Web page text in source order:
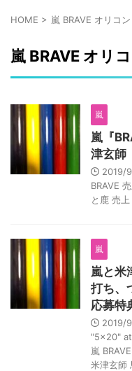
HOME > 嵐 BRAVE オリコン
嵐 BRAVE オリ
嵐
嵐『
津玄師
2019/
BRAVE
と鹿 売上
嵐
嵐と米
打ち、
応募特
2019/
"5×20"
嵐
米津玄師